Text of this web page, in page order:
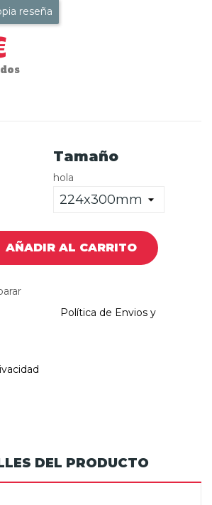
reseña
Tamaño
hola
AÑADIR AL CARRITO
Política de Envios y
DEL PRODUCTO